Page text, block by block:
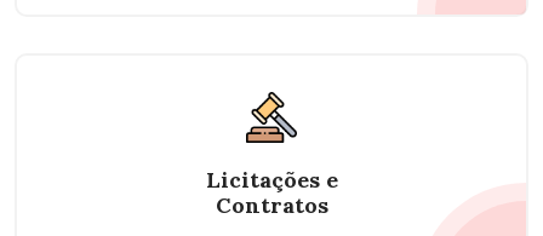
Licitações e
Contratos